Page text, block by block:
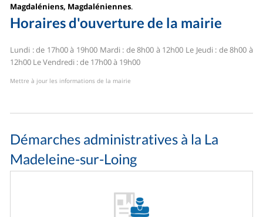
Magdaléniens, Magdaléniennes.
Horaires d'ouverture de la mairie
Lundi : de 17h00 à 19h00 Mardi : de 8h00 à 12h00 Le Jeudi : de 8h00 à
12h00 Le Vendredi : de 17h00 à 19h00
Mettre à jour les informations de la mairie
Démarches administratives à la La
Madeleine-sur-Loing